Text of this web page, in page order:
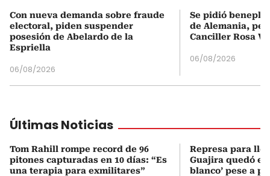
Con nueva demanda sobre fraude
electoral, piden suspender
posesión de Abelardo de la
Espriella
06/08/2026
Se pidió
de Alemania,
Canciller Rosa
06/08/2026
Últimas Noticias
Tom Rahill rompe record de 96
pitones capturadas en 10 días: “Es
una terapia para exmilitares”
Represa para
Guajira quedó en
blanco’ pese a